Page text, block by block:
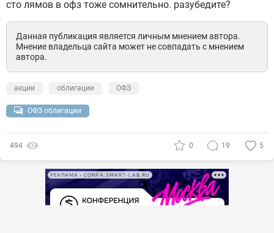
сто лямов в офз тоже сомнительно. разубедите?
Данная публикация является личным мнением автора.
Мнение владельца сайта может не совпадать с мнением
автора.
акции облигации ОФЗ
ОФЗ облигации
494 0 19 5
РЕКЛАМА • CONFA.SMART-LAB.RU